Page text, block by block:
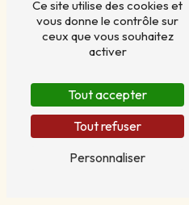
Nous savons à quel
événement
C'est pourquoi chez
point d'honneur à
chaque étape de la
professionnelle et
pour comprendre vos
afin de vous proposer
Ce site utilise des cookies et
vous donne le contrôle sur
ceux que vous souhaitez
activer
Tout accepter
Tout refuser
Personnaliser